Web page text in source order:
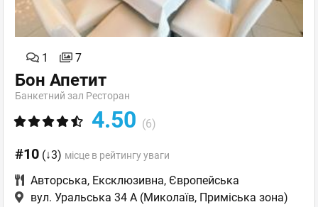
1 7
Бон Апетит
Банкетний зал Ресторан
4.50 (6)
#10 (↓3) місце в рейтингу уваги
Авторська, Ексклюзивна, Європейська
вул. Уральська 34 А (Миколаїв, Приміська зона)